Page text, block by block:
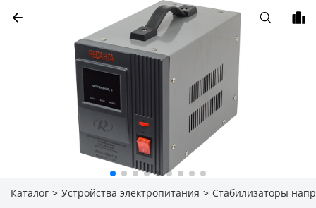
Каталог > Устройства электропитания > Стабилизаторы